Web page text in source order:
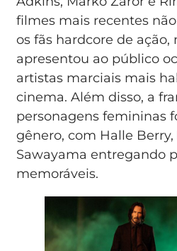
filmes mais recentes
os fãs hardcore de
apresentou ao público
artistas marciais mais
cinema. Além disso, a
personagens femininas
gênero, com Halle Berry,
Sawayama entregando
memoráveis.